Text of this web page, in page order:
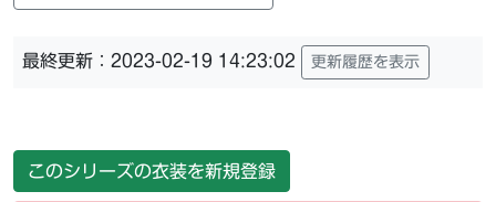
最終更新：2023-02-19 14:23:02 更新履歴を表示
このシリーズの衣装を新規登録